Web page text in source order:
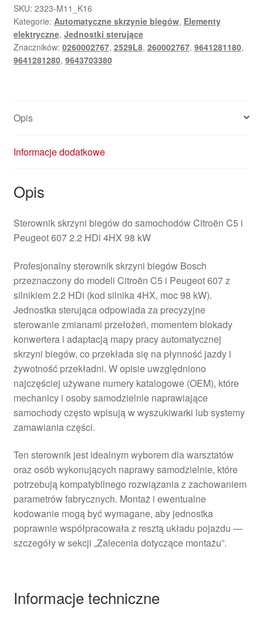
ECU
Bosch
Citroën
C5
2.2
2529L8
SKU: 2323-M11_K16
Kategorie: Automatyczne skrzynie biegów, Elementy
elektryczne, Jednostki sterujące
Znaczników: 0260002767, 2529L8, 260002767, 9641281180,
9641281280, 9643703380
Opis
Informacje dodatkowe
Opis
Sterownik skrzyni biegów do samochodów Citroën C5 i
Peugeot 607 2.2 HDi 4HX 98 kW
Profesjonalny sterownik skrzyni biegów Bosch
przeznaczony do modeli Citroën C5 i Peugeot 607 z
silnikiem 2.2 HDi (kod silnika 4HX, moc 98 kW).
Jednostka sterująca odpowiada za precyzyjne
sterowanie zmianami przełożeń, momentem blokady
konwertera i adaptacją mapy pracy automatycznej
skrzyni biegów, co przekłada się na płynność jazdy i
żywotność przekładni. W opisie uwzględniono
najczęściej używane numery katalogowe (OEM), które
mechanicy i osoby samodzielnie naprawiające
samochody często wpisują w wyszukiwarki lub systemy
zamawiania części.
Ten sterownik jest idealnym wyborem dla warsztatów
oraz osób wykonujących naprawy samodzielnie, które
potrzebują kompatybilnego rozwiązania z zachowaniem
parametrów fabrycznych. Montaż i ewentualne
kodowanie mogą być wymagane, aby jednostka
poprawnie współpracowała z resztą układu pojazdu —
szczegóły w sekcji „Zalecenia dotyczące montażu”.
Informacje techniczne